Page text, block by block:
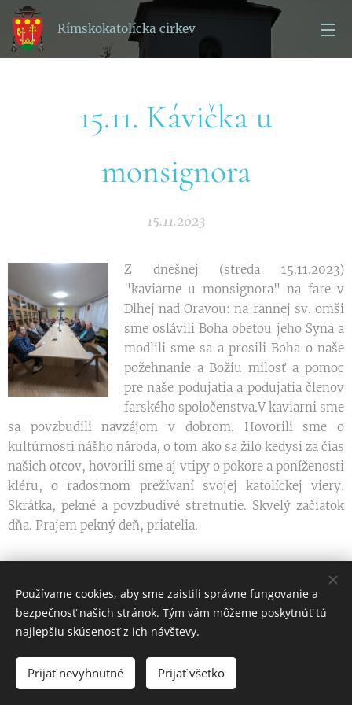
Rímskokatolícka cirkev
15.11. Kávička u
monsignora
15.11.2023
Z dnešnej (streda 15.11.2023)
"kaviarne u monsignora" na fare v
Dlhej nad Oravou: na rannej sv. omši
sme oslávili Boha obetou jeho Syna a
modlili sme sa a prosili Boha o naše
požehnanie a Božiu milosť a pomoc
pre naše podujatia a podujatia členov
farského spoločenstva.V kaviarni sme
sa povzbudili navzájom v dobrom. Hovorili sme o
kultúrnosti nášho národa, o tom ako sa žilo kedysi za čias
našich otcov, hovorili sme aj vtipy o pokore a poníženosti
kléru, o radostnom prežívaní svojej katolíckej viery.
Skrátka, pekné a povzbudivé stretnutie. Skvelý začiatok
dňa. Prajem pekný deň, priatelia.
Dlhá nad Oravou 199, 02755
Autorské práva vyhradené
Cookies
Používame cookies, aby sme zaistili správne fungovanie a
bezpečnosť našich stránok. Tým vám môžeme poskytnúť tú
najlepšiu skúsenosť z ich návštevy.
Prijať nevyhnutné Prijať všetko